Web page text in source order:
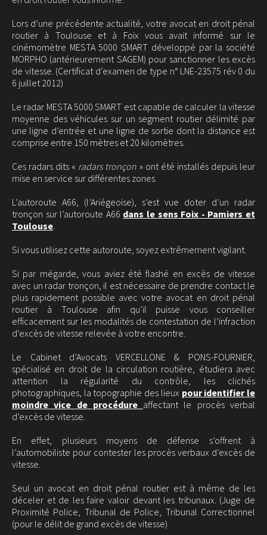
Lors d’une précédente actualité, votre avocat en droit pénal
routier à Toulouse et à Foix vous avait informé sur le
cinémomètre MESTA 5000 SMART développé par la société
MORPHO (antérieurement SAGEM) pour sanctionner les excès
de vitesse. (Certificat d’examen de type n° LNE-23575 rév 0 du
6 juillet 2012)
Le radar MESTA 5000 SMART est capable de calculer la vitesse
moyenne des véhicules sur un segment routier délimité par
une ligne d’entrée et une ligne de sortie dont la distance est
comprise entre 150 mètres et 20 kilomètres.
Ces radars dits « radars tronçon » ont été installés depuis leur
mise en service sur différentes zones.
L’autoroute A66, (l’Ariégeoise), s’est vue doter d’un radar
tronçon sur l’autoroute A66 dans le sens Foix - Pamiers et
Toulouse.
Si vous utilisez cette autoroute, soyez extrêmement vigilant.
Si par mégarde, vous aviez été flashé en excès de vitesse
avec un radar tronçon, il est nécessaire de prendre contact le
plus rapidement possible avec votre avocat en droit pénal
routier à Toulouse afin qu’il puisse vous conseiller
efficacement sur les modalités de contestation de l’infraction
d’excès de vitesse relevée à votre encontre.
Le Cabinet d’Avocats VERCELLONE & PONS-FOURNIER,
spécialisé en droit de la circulation routière, étudiera avec
attention la régularité du contrôle, les clichés
photographiques, la topographie des lieux pour identifier le
moindre vice de procédure affectant le procès verbal
d’excès de vitesse.
En effet, plusieurs moyens de défense s’offrent à
l’automobiliste pour contester les procès verbaux d’excès de
vitesse.
Seul un avocat en droit pénal routier est à même de les
déceler et de les faire valoir devant les tribunaux. (Juge de
Proximité Police, Tribunal de Police, Tribunal Correctionnel
(pour le délit de grand excès de vitesse)